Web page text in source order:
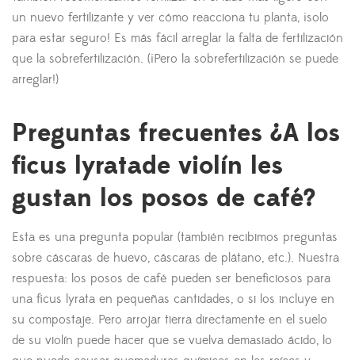
un nuevo fertilizante y ver cómo reacciona tu planta, ¡solo
para estar seguro! Es más fácil arreglar la falta de fertilización
que la sobrefertilización. (¡Pero la sobrefertilización se puede
arreglar!)
Preguntas frecuentes ¿A los
ficus lyratade violín les
gustan los posos de café?
Esta es una pregunta popular (también recibimos preguntas
sobre cáscaras de huevo, cáscaras de plátano, etc.). Nuestra
respuesta: los posos de café pueden ser beneficiosos para
una ficus lyrata en pequeñas cantidades, o si los incluye en
su compostaje. Pero arrojar tierra directamente en el suelo
de su violín puede hacer que se vuelva demasiado ácido, lo